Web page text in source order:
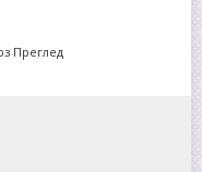
Бърз Преглед